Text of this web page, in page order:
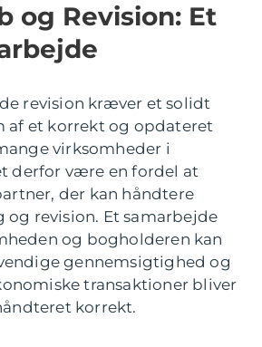
og Revision: Et
revision kræver et solidt
af et korrekt og opdateret
virksomheder i
derfor være en fordel at
der kan håndtere
revision. Et samarbejde
og bogholderen kan
gennemsigtighed og
transaktioner bliver
korrekt.